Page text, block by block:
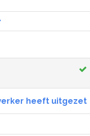
heeft uitgezet